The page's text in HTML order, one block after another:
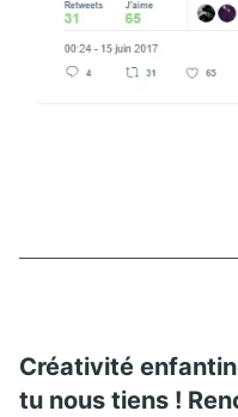
Créativité
tu nous tiens !